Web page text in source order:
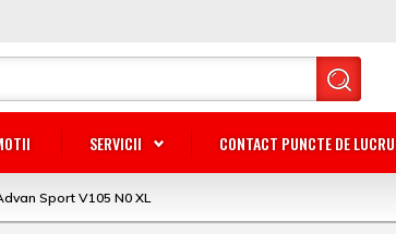
SERVICII CONTACT PUNCTE DE LUCRU
Sport V105 N0 XL